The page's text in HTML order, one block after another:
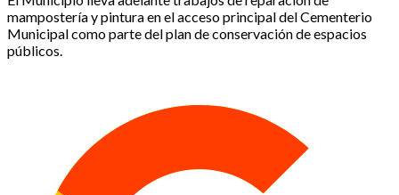
mampostería y pintura en el acceso principal del Cementerio
Municipal como parte del plan de conservación de espacios
públicos.